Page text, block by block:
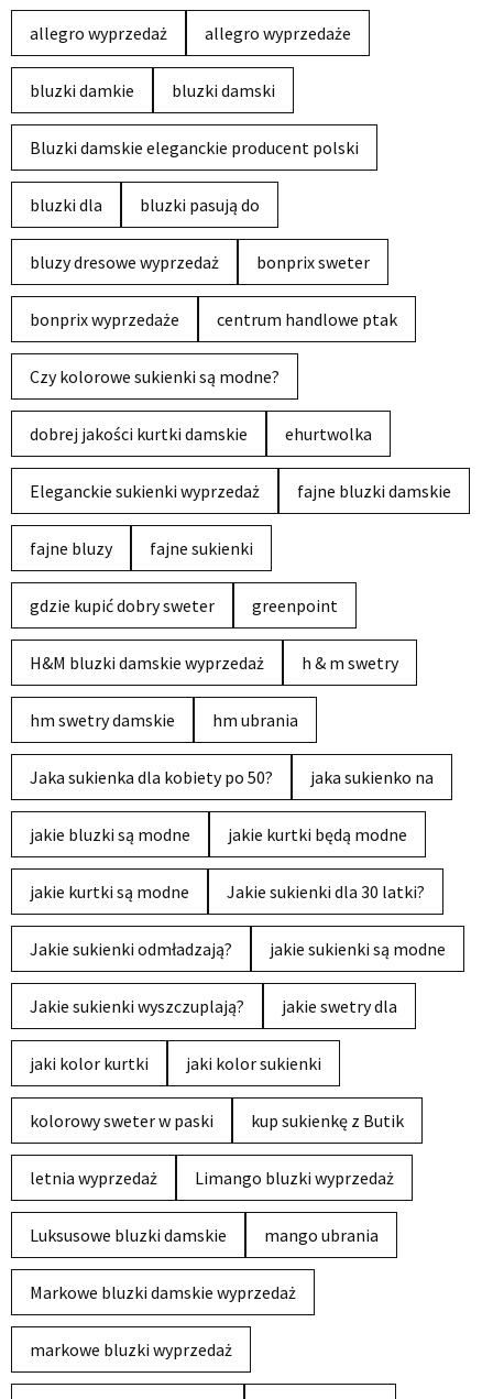
allegro wyprzedaż allegro wyprzedaże
bluzki damkie bluzki damski
Bluzki damskie eleganckie producent polski
bluzki dla bluzki pasują do
bluzy dresowe wyprzedaż bonprix sweter
bonprix wyprzedaże centrum handlowe ptak
Czy kolorowe sukienki są modne?
dobrej jakości kurtki damskie ehurtwolka
Eleganckie sukienki wyprzedaż fajne bluzki damskie
fajne bluzy fajne sukienki
gdzie kupić dobry sweter greenpoint
H&M bluzki damskie wyprzedaż h & m swetry
hm swetry damskie hm ubrania
Jaka sukienka dla kobiety po 50? jaka sukienko na
jakie bluzki są modne jakie kurtki będą modne
jakie kurtki są modne Jakie sukienki dla 30 latki?
Jakie sukienki odmładzają? jakie sukienki są modne
Jakie sukienki wyszczuplają? jakie swetry dla
jaki kolor kurtki jaki kolor sukienki
kolorowy sweter w paski kup sukienkę z Butik
letnia wyprzedaż Limango bluzki wyprzedaż
Luksusowe bluzki damskie mango ubrania
Markowe bluzki damskie wyprzedaż
markowe bluzki wyprzedaż